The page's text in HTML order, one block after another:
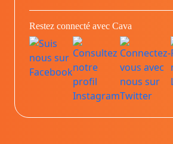
Restez connecté avec Cava